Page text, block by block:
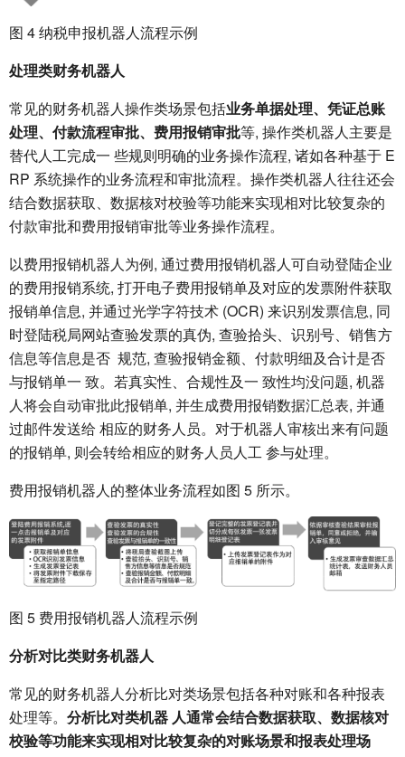
图 4 纳税申报机器人流程示例
处理类财务机器人
常见的财务机器人操作类场景包括业务单据处理、凭证总账
处理、付款流程审批、费用报销审批等, 操作类机器人主要是
替代人工完成一 些规则明确的业务操作流程, 诸如各种基于 E
RP 系统操作的业务流程和审批流程。操作类机器人往往还会
结合数据获取、数据核对校验等功能来实现相对比较复杂的
付款审批和费用报销审批等业务操作流程。
以费用报销机器人为例, 通过费用报销机器人可自动登陆企业
的费用报销系统, 打开电子费用报销单及对应的发票附件获取
报销单信息, 并通过光学字符技术 (OCR) 来识别发票信息, 同
时登陆税局网站查验发票的真伪, 查验拾头、识别号、销售方
信息等信息是否 规范, 查验报销金额、付款明细及合计是否
与报销单一 致。若真实性、合规性及一 致性均没问题, 机器
人将会自动审批此报销单, 并生成费用报销数据汇总表, 并通
过邮件发送给 相应的财务人员。对于机器人审核出来有问题
的报销单, 则会转给相应的财务人员人工 参与处理。
费用报销机器人的整体业务流程如图 5 所示。
图 5 费用报销机器人流程示例
分析对比类财务机器人
常见的财务机器人分析比对类场景包括各种对账和各种报表
处理等。 分析比对类机器 人通常会结合数据获取、数据核对
校验等功能来实现相对比较复杂的对账场景和报表处理场